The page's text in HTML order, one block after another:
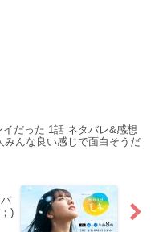
イだった 1話 ネタバレ&感想
みんな良い感じで面白そうだ
)